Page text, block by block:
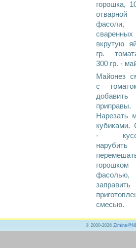
горошка,
отварной
сваренных
вкрутую
гр.
300 гр. -
Майонез
с
добавить
приправы.
Нарезать
кубиками.
-
заправить
смесью.
© 2000-2026